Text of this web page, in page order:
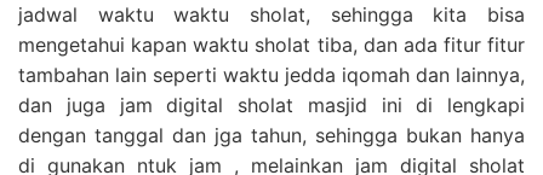
jadwal waktu waktu sholat, sehingga kita bisa
mengetahui kapan waktu sholat tiba, dan ada fitur fitur
tambahan lain seperti waktu jedda iqomah dan lainnya,
dan juga jam digital sholat masjid ini di lengkapi
dengan tanggal dan jga tahun, sehingga bukan hanya
di gunakan ntuk jam , melainkan jam digital sholat